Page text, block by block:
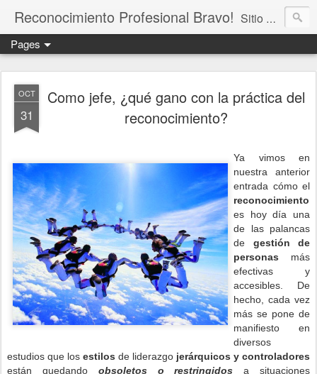
Reconocimiento Profesional Bravo! Sitio dedicado a difundir la práctica del reconocimiento social en las organizaciones. Centrado en comprender su impacto en los objetivos estratégicos de la organización, en la gestión de personas y en los procesos de cambio. Promovemos el reconocimiento para incrementar el compromiso, impulsar el desarrollo del talento, mejorar el entorno laboral y contribuir en el logro de resultados.
Pages
OCT
31
Como jefe, ¿qué gano con la práctica del
reconocimiento?
Ya vimos en
nuestra anterior
entrada cómo el
reconocimiento
es hoy día una
de las palancas
de gestión de
personas más
efectivas y
accesibles.
De
hecho, cada vez
más se pone de
manifiesto en
diversos
estudios que los estilos de liderazgo jerárquicos y controladores
están quedando obsoletos o restringidos a situaciones